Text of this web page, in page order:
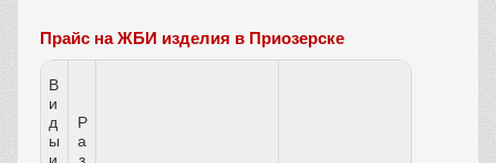
Прайс на ЖБИ изделия в Приозерске
В
и
д
ы
Р
а